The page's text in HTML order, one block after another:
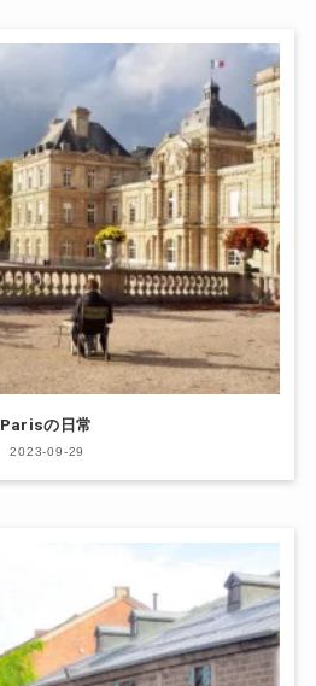
Parisの日常
2023-09-29